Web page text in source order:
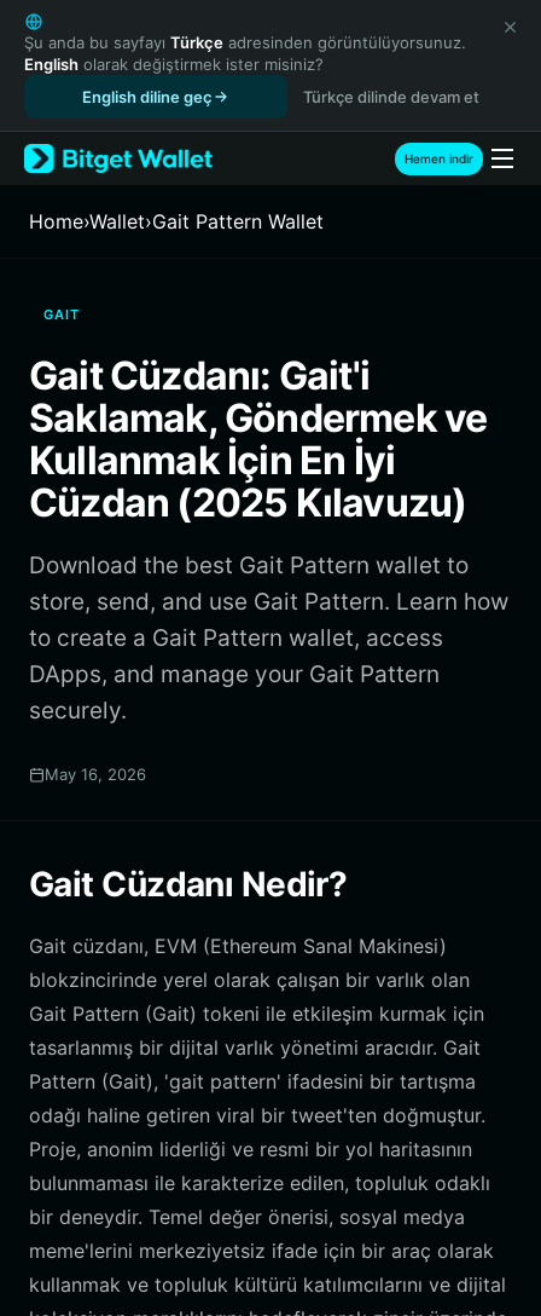
English
日本語
Tiếng Việt
Español (Latinoamérica)
Türkçe
Français
繁體中文
Bahasa Indonesia
ภาษาไทย
हिन्दी
Español
Português (Brasil)
Şu anda bu sayfayı Türkçe adresinden görüntülüyorsunuz.
English olarak değiştirmek ister misiniz?
English diline geç
Türkçe dilinde devam et
Hemen indir
Home›Wallet›Gait Pattern Wallet
GAIT
Gait Cüzdanı: Gait'i
Saklamak, Göndermek ve
Kullanmak İçin En İyi
Cüzdan (2025 Kılavuzu)
Download the best Gait Pattern wallet to
store, send, and use Gait Pattern. Learn how
to create a Gait Pattern wallet, access
DApps, and manage your Gait Pattern
securely.
May 16, 2026
Gait Cüzdanı Nedir?
Gait cüzdanı, EVM (Ethereum Sanal Makinesi)
blokzincirinde yerel olarak çalışan bir varlık olan
Gait Pattern (Gait) tokeni ile etkileşim kurmak için
tasarlanmış bir dijital varlık yönetimi aracıdır. Gait
Pattern (Gait), 'gait pattern' ifadesini bir tartışma
odağı haline getiren viral bir tweet'ten doğmuştur.
Proje, anonim liderliği ve resmi bir yol haritasının
bulunmaması ile karakterize edilen, topluluk odaklı
bir deneydir. Temel değer önerisi, sosyal medya
meme'lerini merkeziyetsiz ifade için bir araç olarak
kullanmak ve topluluk kültürü katılımcılarını ve dijital